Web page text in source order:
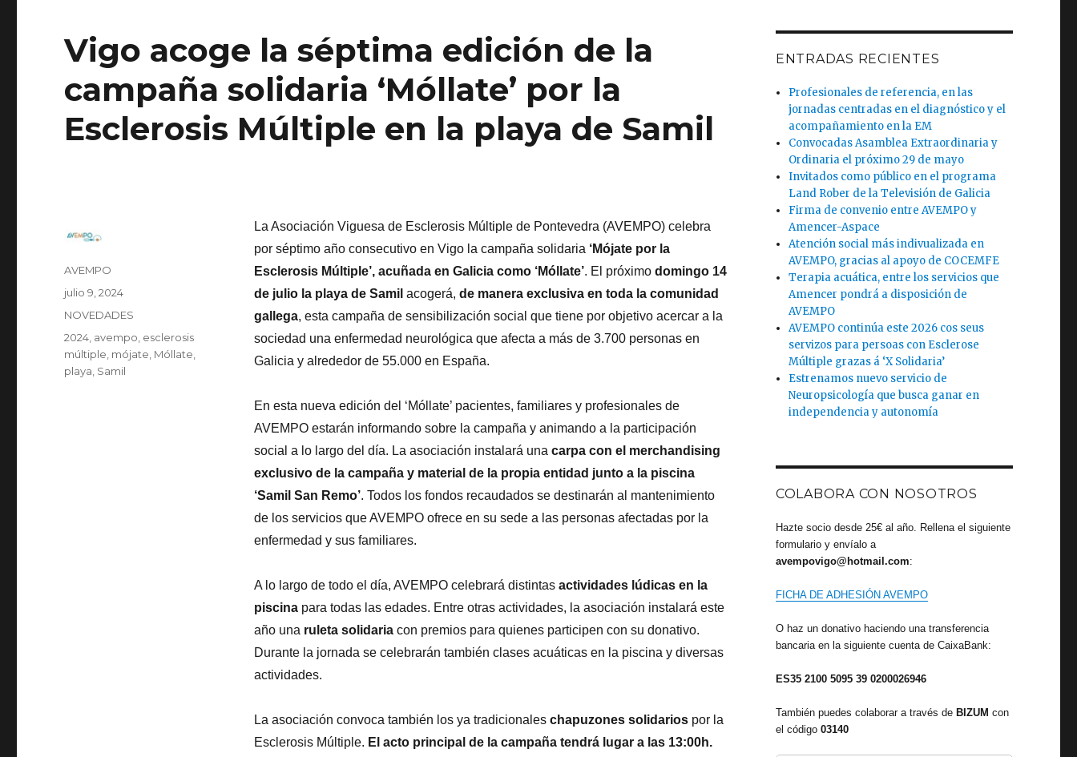
Vigo acoge la séptima edición de la
campaña solidaria ‘Móllate’ por la
Esclerosis Múltiple en la playa de Samil
La Asociación Viguesa de Esclerosis Múltiple de Pontevedra (AVEMPO) celebra
por séptimo año consecutivo en Vigo la campaña solidaria ‘Mójate por la
Esclerosis Múltiple’, acuñada en Galicia como ‘Móllate’. El próximo domingo 14
de julio la playa de Samil acogerá, de manera exclusiva en toda la comunidad
gallega, esta campaña de sensibilización social que tiene por objetivo acercar a la
sociedad una enfermedad neurológica que afecta a más de 3.700 personas en
Galicia y alrededor de 55.000 en España.
En esta nueva edición del ‘Móllate’ pacientes, familiares y profesionales de
AVEMPO estarán informando sobre la campaña y animando a la participación
social a lo largo del día. La asociación instalará una carpa con el merchandising
exclusivo de la campaña y material de la propia entidad junto a la piscina
‘Samil San Remo’. Todos los fondos recaudados se destinarán al mantenimiento
de los servicios que AVEMPO ofrece en su sede a las personas afectadas por la
enfermedad y sus familiares.
A lo largo de todo el día, AVEMPO celebrará distintas actividades lúdicas en la
piscinapara todas las edades. Entre otras actividades, la asociación instalará este
año una ruleta solidariacon premios para quienes participen con su donativo.
Durante la jornada se celebrarán también clases acuáticas en la piscina y diversas
actividades.
La asociación convoca también los ya tradicionales chapuzones solidariospor la
Esclerosis Múltiple. El acto principal de la campaña tendrá lugar a las 13:00h.
Autor
AVEMPO
Publicado
julio 9, 2024
Categorías
NOVEDADES
Etiquetas
2024 avempo esclerosis
múltiple mójate Móllate
playa Samil
ENTRADAS RECIENTES
Profesionales de referencia, en las
jornadas centradas en el diagnóstico y el
acompañamiento en la EM
Convocadas Asamblea Extraordinaria y
Ordinaria el próximo 29 de mayo
Invitados como público en el programa
Land Rober de la Televisión de Galicia
Firma de convenio entre AVEMPO y
Amencer-Aspace
Atención social más indivualizada en
AVEMPO, gracias al apoyo de COCEMFE
Terapia acuática, entre los servicios que
Amencer pondrá a disposición de
AVEMPO
AVEMPO continúa este 2026 cos seus
servizos para persoas con Esclerose
Múltiple grazas á ‘X Solidaria’
Estrenamos nuevo servicio de
Neuropsicología que busca ganar en
independencia y autonomía
COLABORA CON NOSOTROS
Hazte socio desde 25€ al año. Rellena el siguiente
formulario y envíalo a
avempovigo@hotmail.com:
FICHA DE ADHESIÓN AVEMPO
O haz un donativo haciendo una transferencia
bancaria en la siguiente cuenta de CaixaBank:
ES35 2100 5095 39 0200026946
También puedes colaborar a través de BIZUM con
el código03140